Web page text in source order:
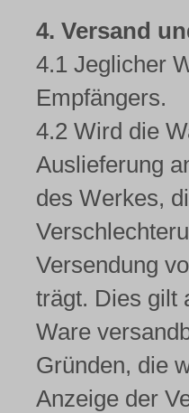
4. Versand
4.1 Jeglicher
Empfängers.
4.2 Wird die
Auslieferung
des Werkes,
Versendung
trägt. Dies gilt
Ware
Gründen, die
Anzeige der